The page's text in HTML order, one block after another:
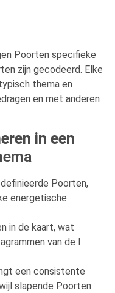
Poorten specifieke
zijn gecodeerd. Elke
thema en
en met anderen
in een
Poorten,
energetische
in de kaart, wat
van de I
een consistente
slapende Poorten